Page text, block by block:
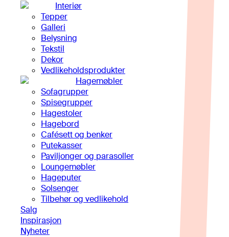
Interiør
Tepper
Galleri
Belysning
Tekstil
Dekor
Vedlikeholdsprodukter
Hagemøbler
Sofagrupper
Spisegrupper
Hagestoler
Hagebord
Cafésett og benker
Putekasser
Paviljonger og parasoller
Loungemøbler
Hageputer
Solsenger
Tilbehør og vedlikehold
Salg
Inspirasjon
Nyheter